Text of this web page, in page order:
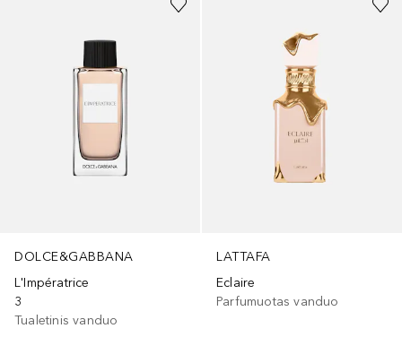
DOLCE&GABBANA
L'Impératrice
3
Tualetinis vanduo
LATTAFA
Eclaire
Parfumuotas vanduo